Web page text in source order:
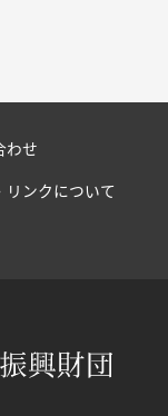
わせ
リンクについて